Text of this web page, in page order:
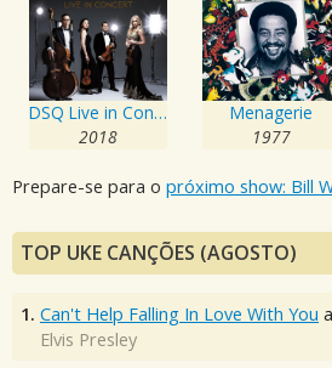
DSQ Live in Concert
2018
Menagerie
1977
Prepare-se para o próximo show: Bill
TOP UKE CANÇÕES (AGOSTO)
1. Can't Help Falling In Love With You
Elvis Presley